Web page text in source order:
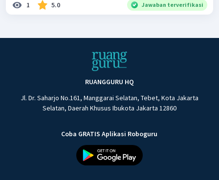
1 5.0 Jawaban terverifikasi
RUANGGURU HQ
Jl. Dr. Saharjo No.161, Manggarai Selatan, Tebet, Kota Jakarta
Selatan, Daerah Khusus Ibukota Jakarta 12860
Coba GRATIS Aplikasi Roboguru